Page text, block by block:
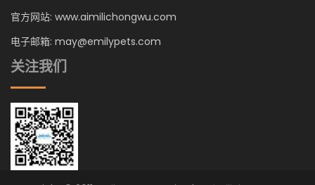
官方网站: www.aimilichongwu.com
电子邮箱: may@emilypets.com
关注我们